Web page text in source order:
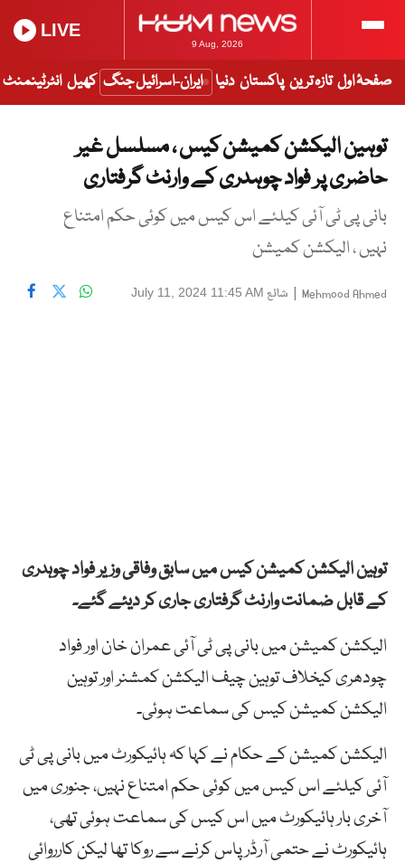
9 Aug, 2026
LIVE
صفحۂ اول تازہ ترین پاکستان دنیا ایران-اسرائیل جنگ کھیل انٹرٹینمنٹ
توہین الیکشن کمیشن کیس ، مسلسل غیر
حاضری پر فواد چوہدری کے وارنٹ گرفتاری
بانی پی ٹی آئی کیلئے اس کیس میں کوئی حکم امتناع
نہیں ، الیکشن کمیشن
Mehmood Ahmed
| شائع July 11, 2024 11:45 AM
توہین الیکشن کمیشن کیس میں سابق وفاقی وزیر فواد چوہدری
کے قابل ضمانت وارنٹ گرفتاری جاری کر دیئے گئے۔
الیکشن کمیشن میں بانی پی ٹی آئی عمران خان اور فواد
چودھری کیخلاف توہین چیف الیکشن کمشنر اور توہین
الیکشن کمیشن کیس کی سماعت ہوئی۔
الیکشن کمیشن کے حکام نے کہا کہ ہائیکورٹ میں بانی پی ٹی
آئی کیلئے اس کیس میں کوئی حکم امتناع نہیں، جنوری میں
آخری بار ہائیکورٹ میں اس کیس کی سماعت ہوئی تھی،
ہائیکورٹ نے حتمی آرڈر پاس کرنے سے روکا تھا لیکن کارروائی